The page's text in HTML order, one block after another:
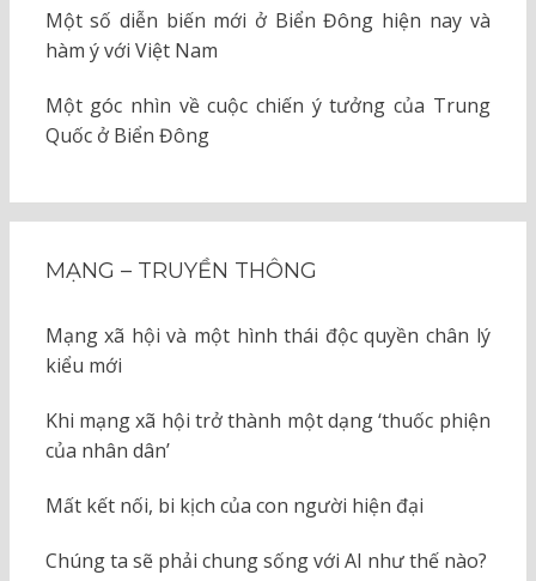
Một số diễn biến mới ở Biển Đông hiện nay và
hàm ý với Việt Nam
Một góc nhìn về cuộc chiến ý tưởng của Trung
Quốc ở Biển Đông
MẠNG – TRUYỀN THÔNG
Mạng xã hội và một hình thái độc quyền chân lý
kiểu mới
Khi mạng xã hội trở thành một dạng ‘thuốc phiện
của nhân dân’
Mất kết nối, bi kịch của con người hiện đại
Chúng ta sẽ phải chung sống với AI như thế nào?